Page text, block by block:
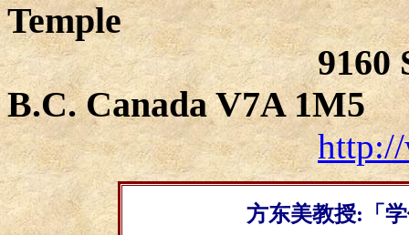
Temple
9160 Steveston
B.C. Canada V7A 1M5
方东美教授:「